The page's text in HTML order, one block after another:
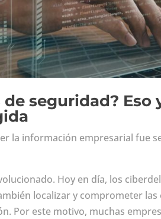
seguridad? Eso
la información empresarial fue
Hoy en día, los
localizar y comprometer las
Por este motivo, muchas